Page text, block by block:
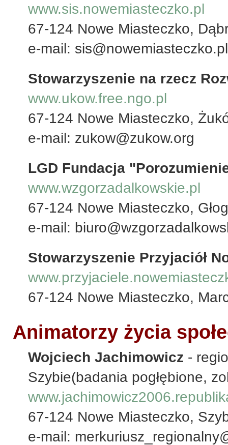
www.sis.nowemiasteczko.pl
67-124 Nowe Miasteczko,
e-mail: sis@nowemiasteczko.pl
Stowarzyszenie na rzecz
www.ukow.free.ngo.pl
67-124 Nowe Miasteczko,
e-mail: zukow@zukow.org
LGD Fundacja
www.wzgorzadalkowskie.pl
67-124 Nowe Miasteczko,
e-mail:
Stowarzyszenie Przyjaciół
67-124 Nowe Miasteczko,
Animatorzy życia
Wojciech Jachimowicz -
Szybie(badania pogłębione,
67-124 Nowe Miasteczko,
e-mail: